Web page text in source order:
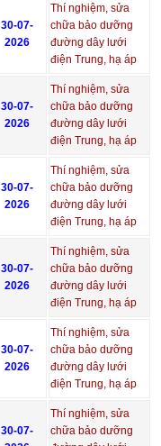
30-07-
2026
Thí nghiệm, sửa
chữa bảo dưỡng
đường dây lưới
điện Trung, hạ áp
30-07-
2026
Thí nghiệm, sửa
chữa bảo dưỡng
đường dây lưới
điện Trung, hạ áp
30-07-
2026
Thí nghiệm, sửa
chữa bảo dưỡng
đường dây lưới
điện Trung, hạ áp
30-07-
2026
Thí nghiệm, sửa
chữa bảo dưỡng
đường dây lưới
điện Trung, hạ áp
30-07-
2026
Thí nghiệm, sửa
chữa bảo dưỡng
đường dây lưới
điện Trung, hạ áp
30-07-
Thí nghiệm, sửa
chữa bảo dưỡng